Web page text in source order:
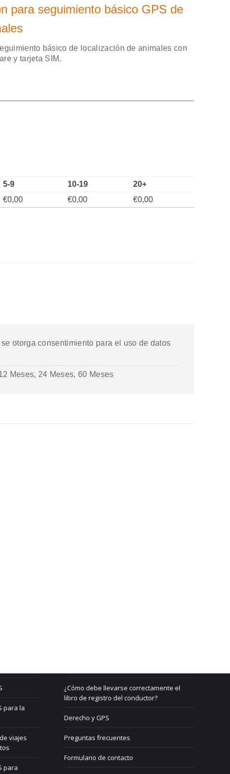
para seguimiento básico GPS de
básico de localización de animales con
y tarjeta SIM.
5-9 10-19
20+
€0,00 €0,00 €0,00
otorga consentimiento para el uso de datos
Meses, 24 Meses, 60 Meses
para la
viajes
para
¿Cómo debe llevarse correctamente el
libro de registro del conductor?
Derecho y GPS
Preguntas frecuentes
Formulario de contacto